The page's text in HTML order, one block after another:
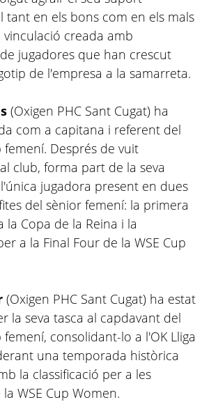
tant en els bons com en els mals
creada amb
jugadores que han crescut
de l'empresa a la samarreta.
(Oxigen PHC Sant Cugat) ha
com a capitana i referent del
Després de vuit
club, forma part de la seva
jugadora present en dues
del sènior femení: la primera
la Copa de la Reina i la
a la Final Four de la WSE Cup
(Oxigen PHC Sant Cugat) ha estat
la seva tasca al capdavant del
consolidant-lo a l'OK Lliga
una temporada històrica
la classificació per a les
WSE Cup Women.